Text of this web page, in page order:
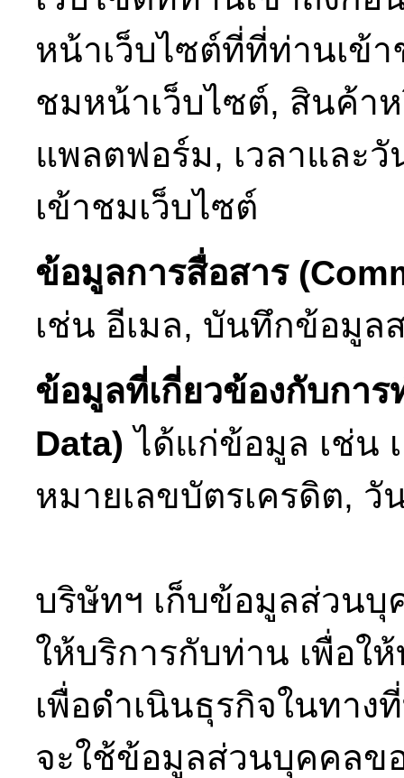
หน้าเว็บไซต์ที่ที่ท่านเข้
ชมหน้าเว็บไซต์, สินค้า
แพลตฟอร์ม, เวลาและ
เข้าชมเว็บไซต์
ข้อมูลการสื่อสาร
เช่น อีเมล, บันทึกข้อมู
ข้อมูลที่เกี่ยวข้องกับกา
Data) ได้แก่ข้อมูล เช่น
หมายเลขบัตรเครดิต, วั
บริษัทฯ เก็บข้อมูลส่วนบุ
ให้บริการกับท่าน เพื่อใ
เพื่อดำเนินธุรกิจในทาง
จะใช้ข้อมูลส่วนบุคคลข